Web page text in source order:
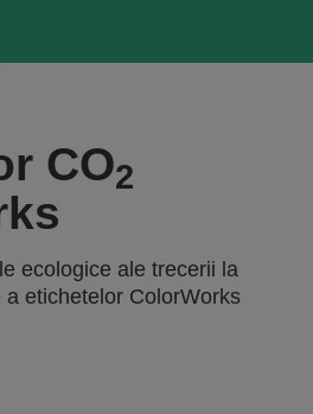
CO2
ecologice ale trecerii la
etichetelor ColorWorks